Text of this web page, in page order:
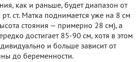
как и раньше, будет диапазон от
ст. Матка поднимается уже на 8 см
стояния — примерно 28 см), а
достигает 85-90 см, хотя в этом
и больше зависит от
до беременности.